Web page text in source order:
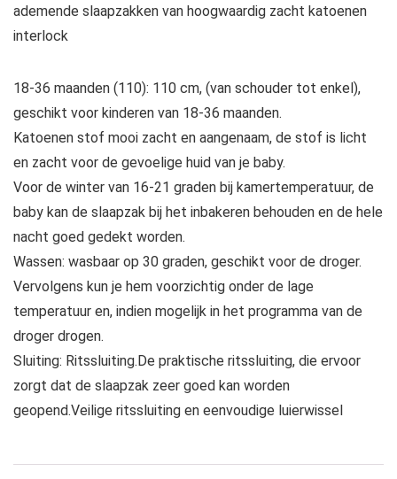
ademende slaapzakken van hoogwaardig zacht katoenen
interlock
18-36 maanden (110): 110 cm, (van schouder tot enkel),
geschikt voor kinderen van 18-36 maanden.
Katoenen stof mooi zacht en aangenaam, de stof is licht
en zacht voor de gevoelige huid van je baby.
Voor de winter van 16-21 graden bij kamertemperatuur, de
baby kan de slaapzak bij het inbakeren behouden en de hele
nacht goed gedekt worden.
Wassen: wasbaar op 30 graden, geschikt voor de droger.
Vervolgens kun je hem voorzichtig onder de lage
temperatuur en, indien mogelijk in het programma van de
droger drogen.
Sluiting: Ritssluiting.De praktische ritssluiting, die ervoor
zorgt dat de slaapzak zeer goed kan worden
geopend.Veilige ritssluiting en eenvoudige luierwissel